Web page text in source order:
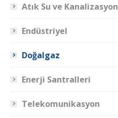
Atık Su ve Kanalizasyon
Endüstriyel
Doğalgaz
Enerji Santralleri
Telekomunikasyon